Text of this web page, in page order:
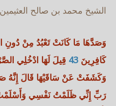
الشيخ محمد بن صالح العثيمين
وَصَدَّهَا مَا كَانَتْ تَعْبُدُ مِنْ دُونِ
كَافِرِينَ 43 قِيلَ لَهَا ادْخُلِي
وَكَشَفَتْ عَنْ سَاقَيْهَا قَالَ إِنَّهُ
رَبِّ إِنِّي ظَلَمْتُ نَفْسِي